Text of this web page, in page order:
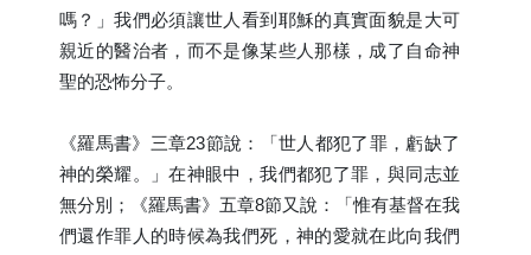
嗎？」我們必須讓世人看到耶穌的真實面貌是大可
親近的醫治者，而不是像某些人那樣，成了自命神
聖的恐怖分子。
《羅馬書》三章23節說：「世人都犯了罪，虧缺了
神的榮耀。」在神眼中，我們都犯了罪，與同志並
無分別；《羅馬書》五章8節又說：「惟有基督在我
們還作罪人的時候為我們死，神的愛就在此向我們